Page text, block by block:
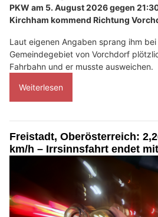
PKW am 5. August 2026 gegen
Kirchham kommend Richtung
Laut eigenen Angaben sprang ihm
Gemeindegebiet von Vorchdorf
Fahrbahn und er musste ausweichen.
Weiterlesen
Freistadt, Oberösterreich:
km/h – Irrsinnsfahrt endet mit